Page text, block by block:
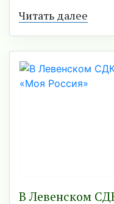
Читать далее
В Левенском